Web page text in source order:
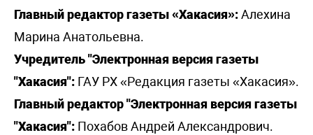
Главный редактор газеты «Хакасия»:Алехина
Марина Анатольевна.
Учредитель "Электронная версия газеты
"Хакасия": ГАУ РХ «Редакция газеты «Хакасия».
Главный редактор "Электронная версия газеты
"Хакасия": Похабов Андрей Александрович.